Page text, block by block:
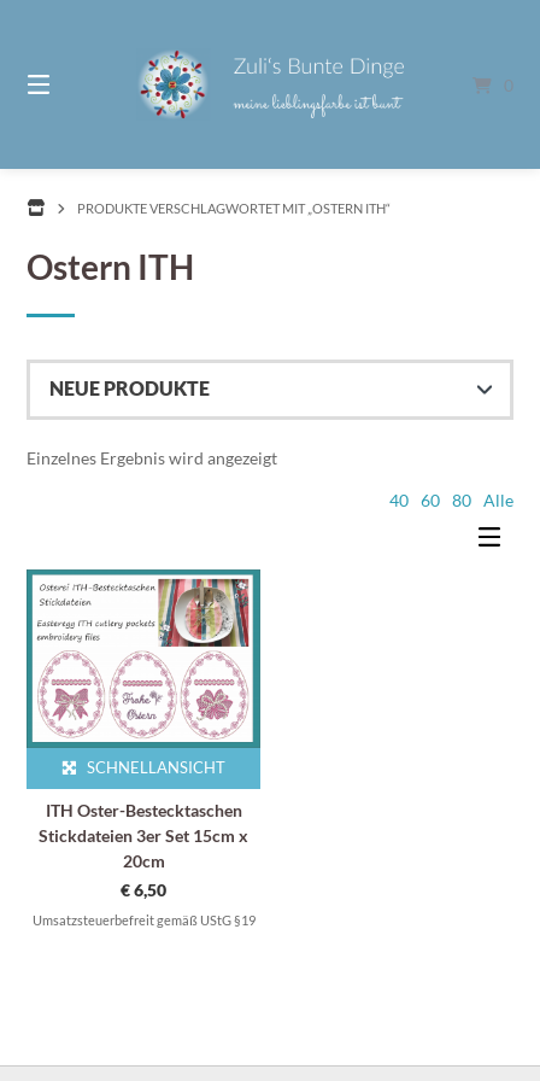
0
PRODUKTE VERSCHLAGWORTET MIT „OSTERN ITH“
Ostern ITH
Einzelnes Ergebnis wird angezeigt
40 60 80 Alle
SCHNELLANSICHT
ITH Oster-Bestecktaschen
Stickdateien 3er Set 15cm x
20cm
€6,50
Umsatzsteuerbefreit gemäß UStG §19